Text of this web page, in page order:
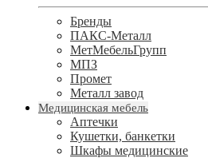
Бренды
ПАКС-Металл
МетМебельГрупп
МПЗ
Промет
Металл завод
Медицинская мебель
Аптечки
Кушетки, банкетки
Шкафы медицинские